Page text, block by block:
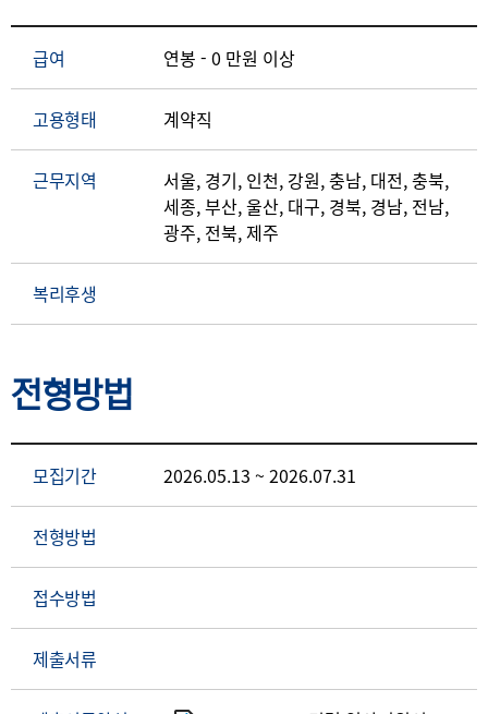
급여 연봉 - 0 만원 이상
고용형태 계약직
근무지역
서울, 경기, 인천, 강원, 충남, 대전, 충북,
세종, 부산, 울산, 대구, 경북, 경남, 전남,
광주, 전북, 제주
복리후생
전형방법
모집기간 2026.05.13 ~ 2026.07.31
전형방법
접수방법
제출서류